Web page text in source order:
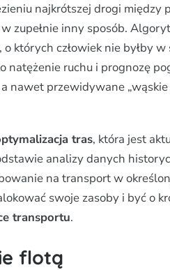
najkrótszej drogi między
zupełnie inny sposób.
których człowiek nie byłby w
natężenie ruchu i prognozę
nawet przewidywane „wąskie
tras, która jest
analizy danych
na transport w
swoje zasoby i być o
transportu.
flotą